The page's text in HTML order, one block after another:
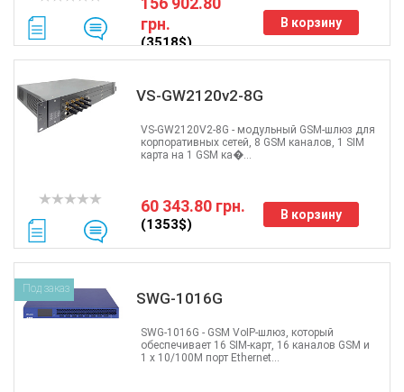
грн.
(3518$)
В корзину
VS-GW2120v2-8G
60 343.80 грн.
(1353$)
В корзину
VS-GW2120V2-8G - модульный GSM-шлюз для
корпоративных сетей, 8 GSM каналов, 1 SIM
карта на 1 GSM ка�...
SWG-1016G
Под заказ
SWG-1016G - GSM VoIP-шлюз, который
обеспечивает 16 SIM-карт, 16 каналов GSM и
1 х 10/100M порт Ethernet...